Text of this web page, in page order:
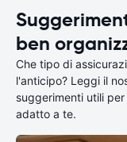
ben
Che tipo di
l'anticipo? Leggi il
suggerimenti utili
adatto a te.